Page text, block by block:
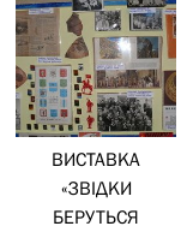
ВИСТАВКА
«ЗВІДКИ
БЕРУТЬСЯ